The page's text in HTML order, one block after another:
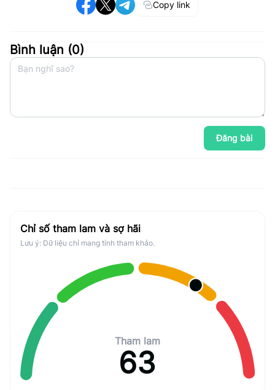
Copy link
Bình luận (0)
Đăng bài
Chỉ số tham lam và sợ hãi
Lưu ý: Dữ liệu chỉ mang tính tham khảo.
Tham lam
63